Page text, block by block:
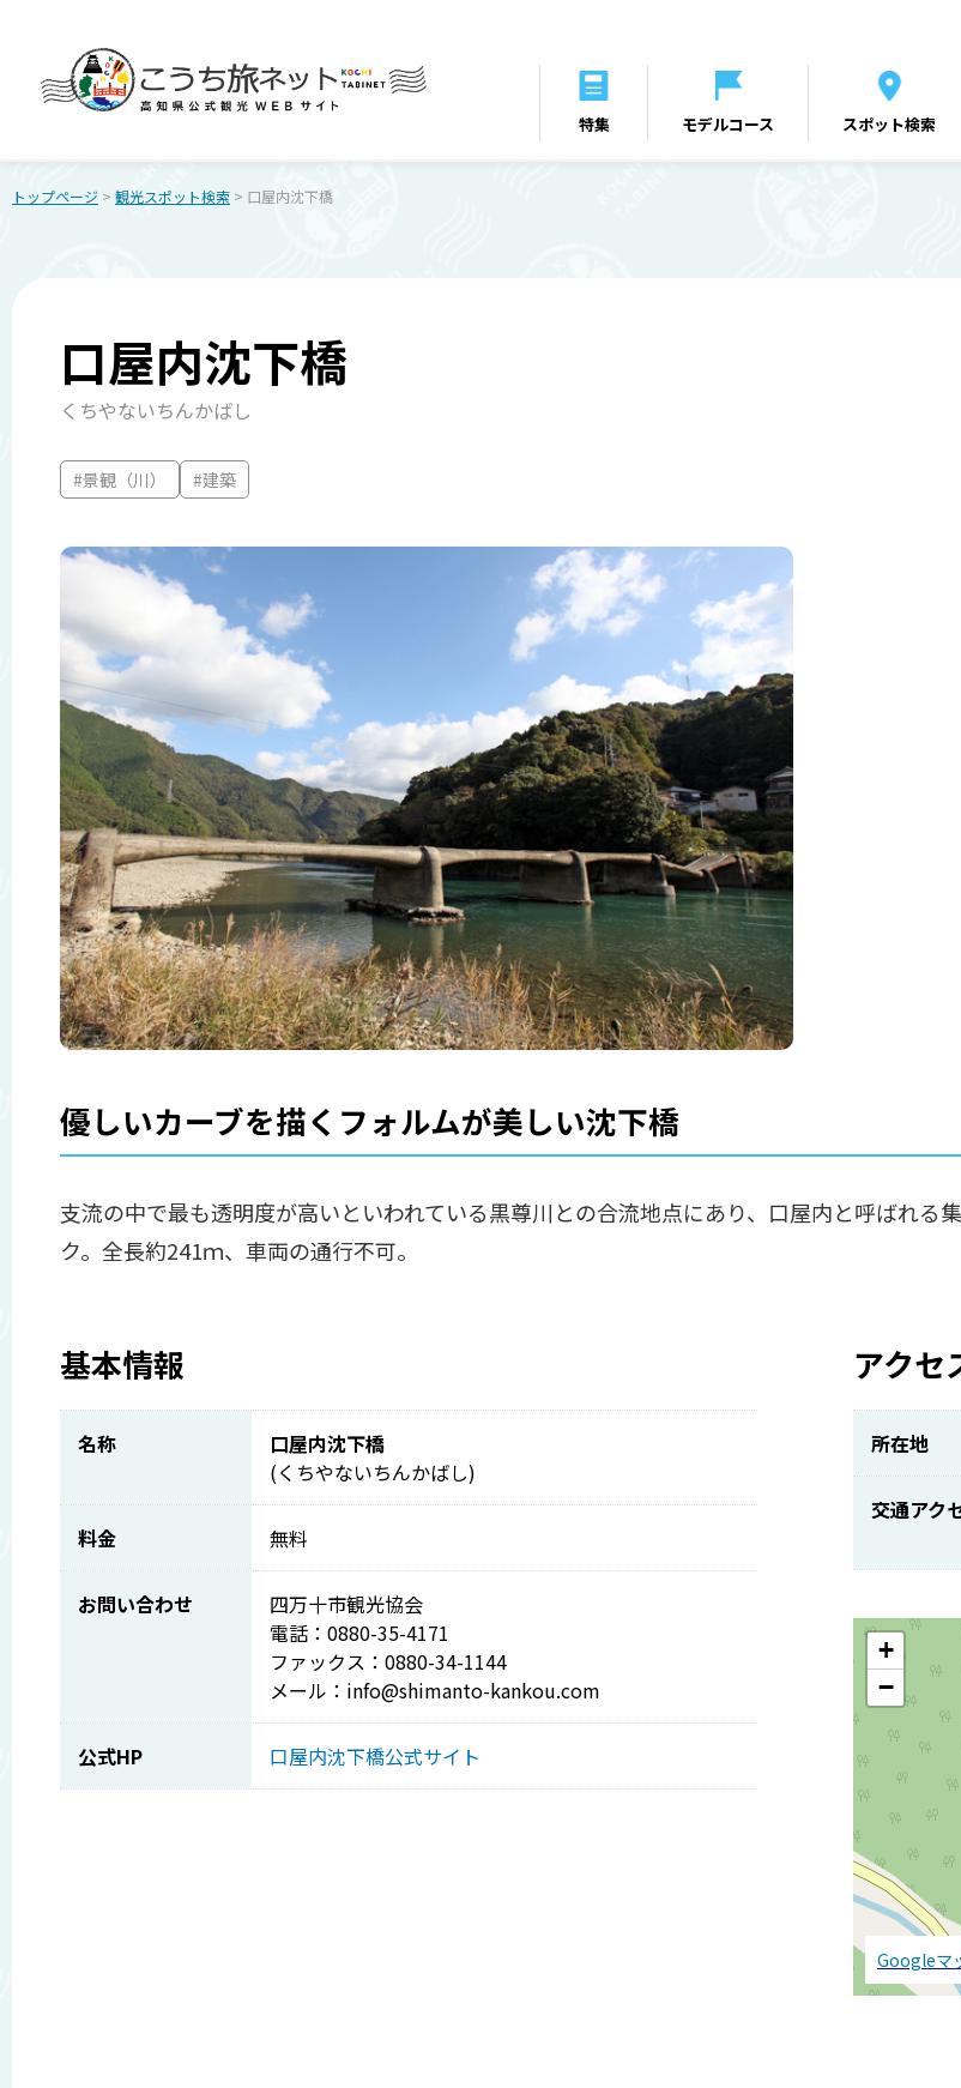
特集 モデルコース スポット検索
トップページ > 観光スポット検索 > 口屋内沈下橋
口屋内沈下橋
くちやないちんかばし
#景観（川） #建築
優しいカーブを描くフォルムが美しい沈下橋
支流の中で最も透明度が高いといわれている黒尊川との合流地点にあり、口屋内と呼ばれ
ク。全長約241ｍ、車両の通行不可。
基本情報
名称
口屋内沈下橋
(くちやないちんかばし)
料金 無料
お問い合わせ
四万十市観光協会
電話：0880-35-4171
ファックス：0880-34-1144
メール：info@shimanto-kankou.com
公式HP 口屋内沈下橋公式サイト
アクセ
所在地
交通アク
+
−
Googleマ